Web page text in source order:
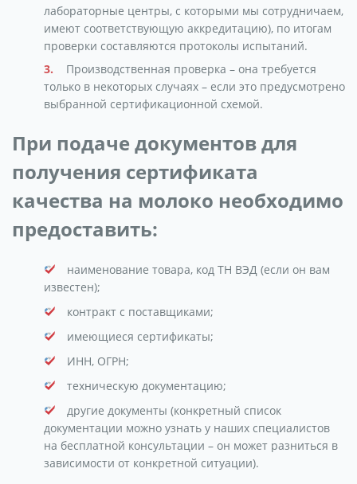
лабораторные центры, с которыми мы сотрудничаем,
имеют соответствующую аккредитацию), по итогам
проверки составляются протоколы испытаний.
Производственная проверка – она требуется
только в некоторых случаях – если это предусмотрено
выбранной сертификационной схемой.
При подаче документов для
получения сертификата
качества на молоко необходимо
предоставить:
наименование товара, код ТН ВЭД (если он вам
известен);
контракт с поставщиками;
имеющиеся сертификаты;
ИНН, ОГРН;
техническую документацию;
другие документы (конкретный список
документации можно узнать у наших специалистов
на бесплатной консультации – он может разниться в
зависимости от конкретной ситуации).